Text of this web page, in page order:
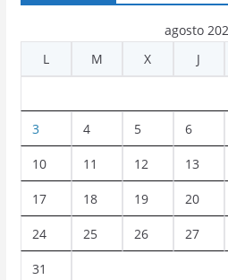
agosto
L
M X J
3 4 5 6
10 11 12 13
17 18 19 20
24 25 26 27
31